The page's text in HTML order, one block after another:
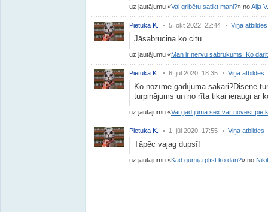
uz jautājumu Vai gribētu satikt mani? noAija V.
Pietuka K. 5. okt 2022. 22:44 Viņa atbildes
Jāsabrucina ko citu..
uz jautājumu Man ir nervu sabrukums. Ko
Pietuka K. 6. jūl 2020. 18:35 Viņa atbildes
Ko nozīmē gadījuma sakari?Disenē
turpinājums un no rīta tikai ieraugi ar
uz jautājumu Vai gadījuma sex var novest pie
Pietuka K. 1. jūl 2020. 17:55 Viņa atbildes
Tāpēc vajag dupsī!
uz jautājumu Kad gumija plīst ko dari? no